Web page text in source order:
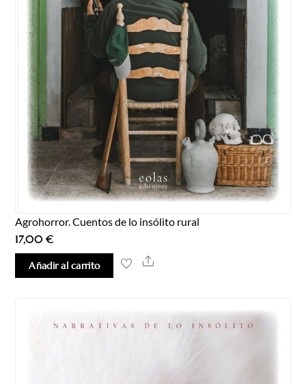
Agrohorror. Cuentos de lo insólito rural
17,00€
Añadir al carrito Share